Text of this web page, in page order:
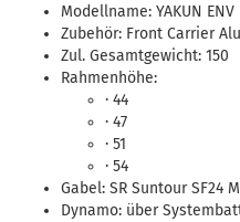
Modellname: YAKUN ENV
Zubehör: Front Carrier
Zul. Gesamtgewicht: 150
Rahmenhöhe:
· 44
· 47
· 51
· 54
Gabel: SR Suntour SF24
Dynamo: über